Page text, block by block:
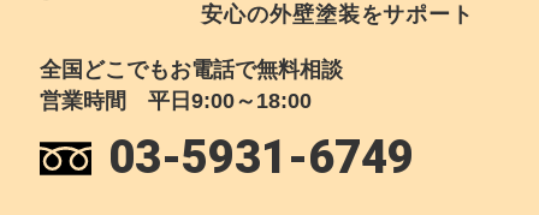
安心の外壁塗装をサポート
全国どこでもお電話で無料相談
営業時間 平日9:00～18:00
03-5931-6749